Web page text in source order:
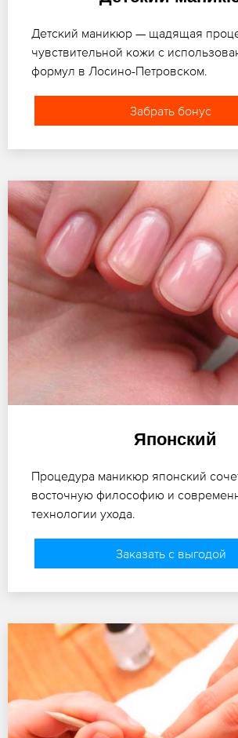
Детский маникюр — щадящая
чувствительной кожи с
формул в Лосино-Петровском.
Забрать бонус
Японский
Процедура маникюр японский
восточную философию и
технологии ухода.
Заказать с выгодой